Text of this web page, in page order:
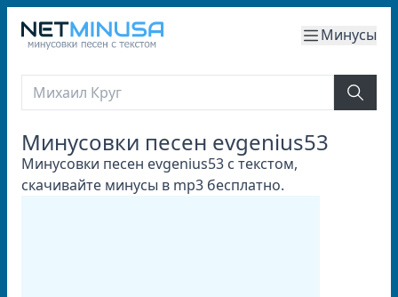
Минусы
Минусовки песен evgenius53
Минусовки песен evgenius53 с текстом,
скачивайте минусы в mp3 бесплатно.